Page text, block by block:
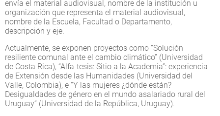
envía el material audiovisual, nombre de la institución u
organización que representa el material audiovisual,
nombre de la Escuela, Facultad o Departamento,
descripción y eje.
Actualmente, se exponen proyectos como “Solución
resiliente comunal ante el cambio climático” (Universidad
de Costa Rica), “Alfa-tesis: Sitio a la Academia”: experiencia
de Extensión desde las Humanidades (Universidad del
Valle, Colombia), e “Y las mujeres ¿dónde están?
Desigualdades de género en el mundo asalariado rural del
Uruguay” (Universidad de la República, Uruguay).